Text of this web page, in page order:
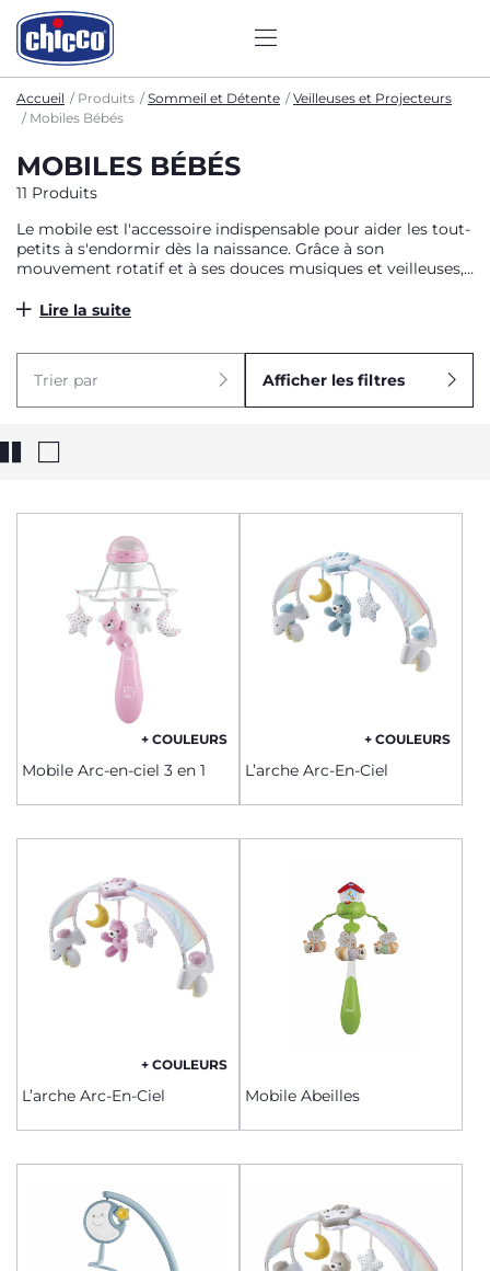
Accueil Produits Sommeil et Détente
Veilleuses et Projecteurs
Mobiles Bébés
MOBILES BÉBÉS
11 Produits
Le mobile est l'accessoire indispensable pour aider les tout-
petits à s'endormir dès la naissance. Grâce à son
mouvement rotatif et à ses douces musiques et veilleuses,
Avec ses peluches et décorations suspendues, le mobile est
Lire la suite
Trier par Afficher les filtres
+ COULEURS
Mobile Arc-en-ciel 3 en 1
+ COULEURS
L’arche Arc-En-Ciel
+ COULEURS
L’arche Arc-En-Ciel Mobile Abeilles